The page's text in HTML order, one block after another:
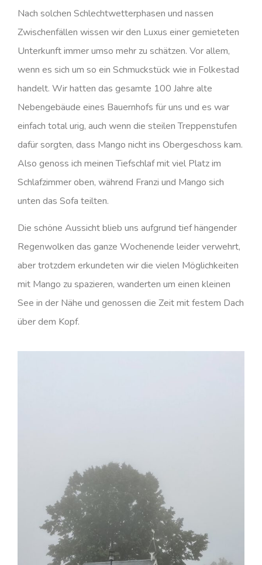
Nach solchen Schlechtwetterphasen und nassen
Zwischenfällen wissen wir den Luxus einer gemieteten
Unterkunft immer umso mehr zu schätzen. Vor allem,
wenn es sich um so ein Schmuckstück wie in Folkestad
handelt. Wir hatten das gesamte 100 Jahre alte
Nebengebäude eines Bauernhofs für uns und es war
einfach total urig, auch wenn die steilen Treppenstufen
dafür sorgten, dass Mango nicht ins Obergeschoss kam.
Also genoss ich meinen Tiefschlaf mit viel Platz im
Schlafzimmer oben, während Franzi und Mango sich
unten das Sofa teilten.
Die schöne Aussicht blieb uns aufgrund tief hängender
Regenwolken das ganze Wochenende leider verwehrt,
aber trotzdem erkundeten wir die vielen Möglichkeiten
mit Mango zu spazieren, wanderten um einen kleinen
See in der Nähe und genossen die Zeit mit festem Dach
über dem Kopf.